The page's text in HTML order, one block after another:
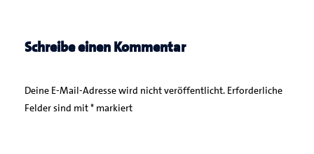
Schreibe einen Kommentar
Deine E-Mail-Adresse wird nicht veröffentlicht. Erforderliche
Felder sind mit* markiert